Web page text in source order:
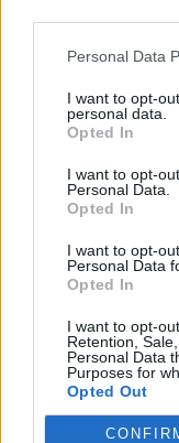
Personal Data
I want to opt-
personal data.
Opted In
I want to opt-
Personal Data.
Opted In
I want to opt-
Personal Data
Opted In
I want to opt-
Retention,
Personal Data
Purposes for
Opted Out
Όροι